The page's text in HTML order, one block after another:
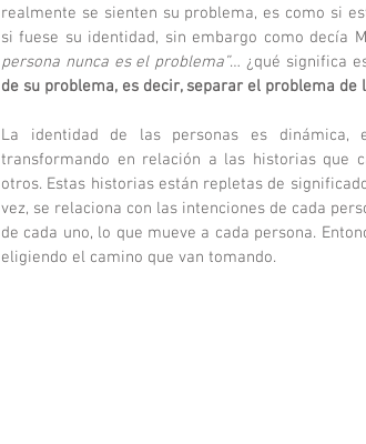
realmente se sienten su problema, es como si
si fuese su identidad, sin embargo como decía
persona nunca es el problema”… ¿qué significa
de su problema, es decir, separar el problema de
La identidad de las personas es dinámica,
transformando en relación a las historias que
otros. Estas historias están repletas de
vez, se relaciona con las intenciones de cada
de cada uno, lo que mueve a cada persona.
eligiendo el camino que van tomando.